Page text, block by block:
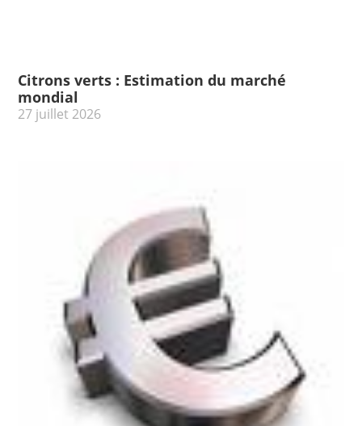
Citrons verts : Estimation du marché
mondial
27 juillet 2026